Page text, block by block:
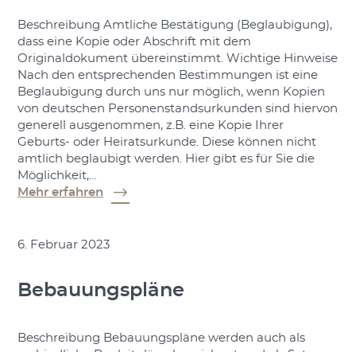
Beschreibung Amtliche Bestätigung (Beglaubigung),
dass eine Kopie oder Abschrift mit dem
Originaldokument übereinstimmt. Wichtige Hinweise
Nach den entsprechenden Bestimmungen ist eine
Beglaubigung durch uns nur möglich, wenn Kopien
von deutschen Personenstandsurkunden sind hiervon
generell ausgenommen, z.B. eine Kopie Ihrer
Geburts- oder Heiratsurkunde. Diese können nicht
amtlich beglaubigt werden. Hier gibt es für Sie die
Möglichkeit,…
Mehr erfahren
6. Februar 2023
Bebauungspläne
Beschreibung Bebauungspläne werden auch als